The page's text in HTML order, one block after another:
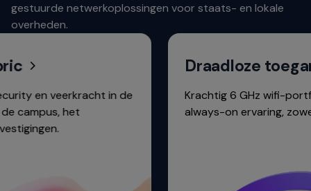
gestuurde netwerkoplossingen voor staats- en lokale
overheden.
in de
Draadloze toegang
Krachtig 6 GHz wifi-portfolio voor
always-on ervaring, zowel binnen